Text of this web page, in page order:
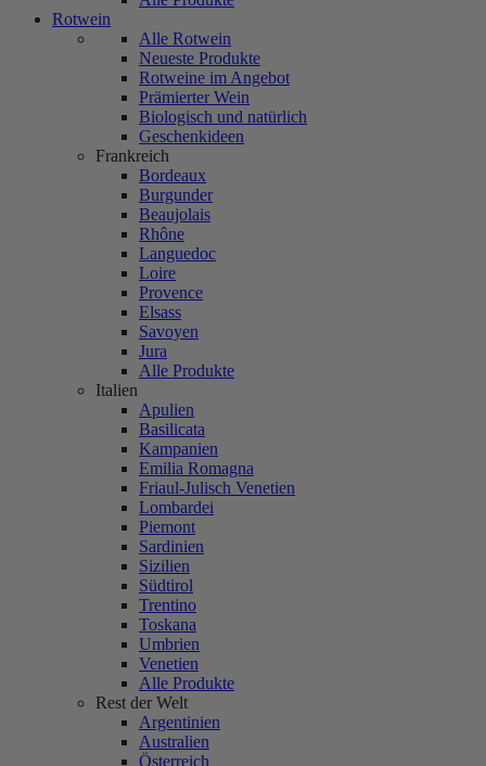
Rotwein
Alle Rotwein
Neueste Produkte
Rotweine im Angebot
Prämierter Wein
Biologisch und natürlich
Geschenkideen
Frankreich
Bordeaux
Burgunder
Beaujolais
Rhône
Languedoc
Loire
Provence
Elsass
Savoyen
Jura
Alle Produkte
Italien
Apulien
Basilicata
Kampanien
Emilia Romagna
Friaul-Julisch Venetien
Lombardei
Piemont
Sardinien
Sizilien
Südtirol
Trentino
Toskana
Umbrien
Venetien
Alle Produkte
Rest der Welt
Argentinien
Australien
Österreich